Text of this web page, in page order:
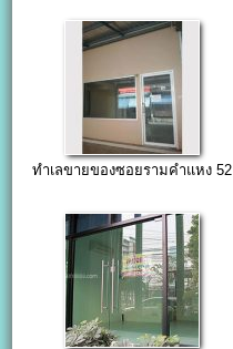
ทำเลขายของซอยรามคำแหง 52